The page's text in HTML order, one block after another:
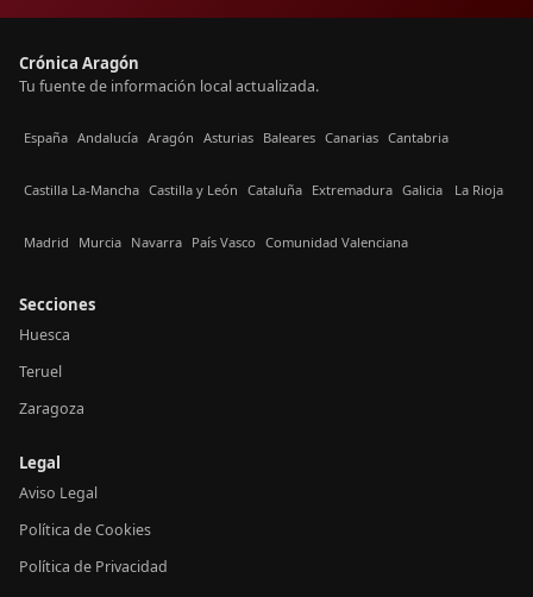
Crónica Aragón
Tu fuente de información local actualizada.
España Andalucía Aragón Asturias Baleares Canarias Cantabria
Castilla La-Mancha Castilla y León Cataluña Extremadura Galicia La Rioja
Madrid Murcia Navarra País Vasco Comunidad Valenciana
Secciones
Huesca
Teruel
Zaragoza
Legal
Aviso Legal
Política de Cookies
Política de Privacidad